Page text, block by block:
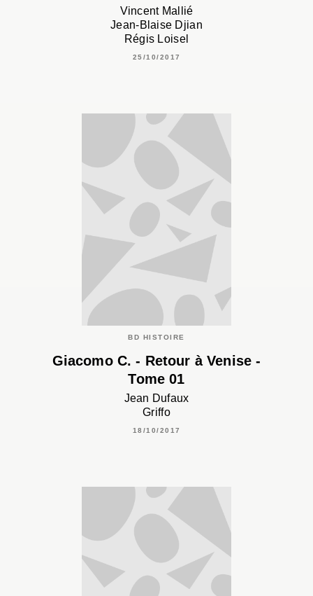
Vincent Mallié
Jean-Blaise Djian
Régis Loisel
25/10/2017
BD HISTOIRE
Giacomo C. - Retour à Venise -
Tome 01
Jean Dufaux
Griffo
18/10/2017